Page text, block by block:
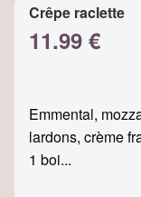
Crêpe raclette
11.99 €
Emmental,
lardons, crème
1 boi...